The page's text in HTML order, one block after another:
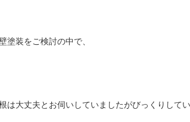
塗装をご検討の中で、
は大丈夫とお伺いしていましたがびっくりしてい